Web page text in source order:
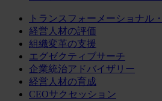
トランスフォーメーショナル
経営人材の評価
組織変革の支援
エグゼクティブサーチ
企業統治アドバイザリー
経営人材の育成
CEOサクセッション